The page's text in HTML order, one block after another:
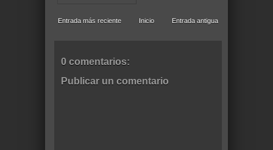
Entrada más reciente Entrada antigua
Inicio
0 comentarios:
Publicar un comentario